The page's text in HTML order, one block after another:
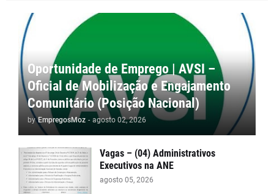
Oportunidade de Emprego | AVSI –
Oficial de Mobilização e Engajamento
Comunitário (Posição Nacional)
by EmpregosMoz - agosto 02, 2026
Vagas – (04) Administrativos
Executivos na ANE
agosto 05, 2026